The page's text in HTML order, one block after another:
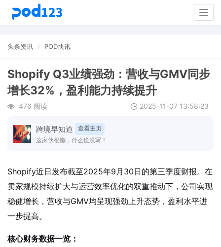
头条资讯 POD快讯
Shopify Q3业绩强劲：营收与GMV同步
增长32%，盈利能力持续提升
476 阅读 2025-11-07 13:58:23
跨境早知道
查看主页
这家伙很懒，什么也没写！
Shopify近日发布截至2025年9月30日的第三季度财报。在
卖家规模持续扩大与运营效率优化的双重推动下，公司实现
稳健增长，营收与GMV均呈现强劲上升态势，盈利水平进
一步提高。
核心财务数据一览：